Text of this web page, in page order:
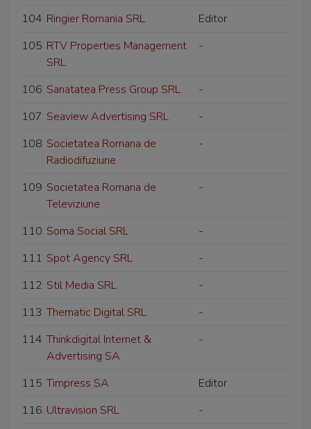
104 Ringier Romania SRL
Editor
105 RTV Properties Management
SRL
-
106 Sanatatea Press Group SRL
-
107 Seaview Advertising SRL
-
108 Societatea Romana de
Radiodifuziune
-
109 Societatea Romana de
Televiziune
-
110 Soma Social SRL
-
111 Spot Agency SRL
-
112 Stil Media SRL
-
113 Thematic Digital SRL
-
114 Thinkdigital Internet &
Advertising SA
-
115 Timpress SA
Editor
116 Ultravision SRL
-